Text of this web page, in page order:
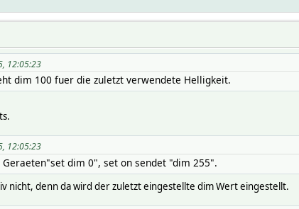
12:05:23
dim 100 fuer die zuletzt verwendete Helligkeit.
12:05:23
Geraeten"set dim 0", set on sendet "dim 255".
nicht, denn da wird der zuletzt eingestellte dim Wert eingestellt.